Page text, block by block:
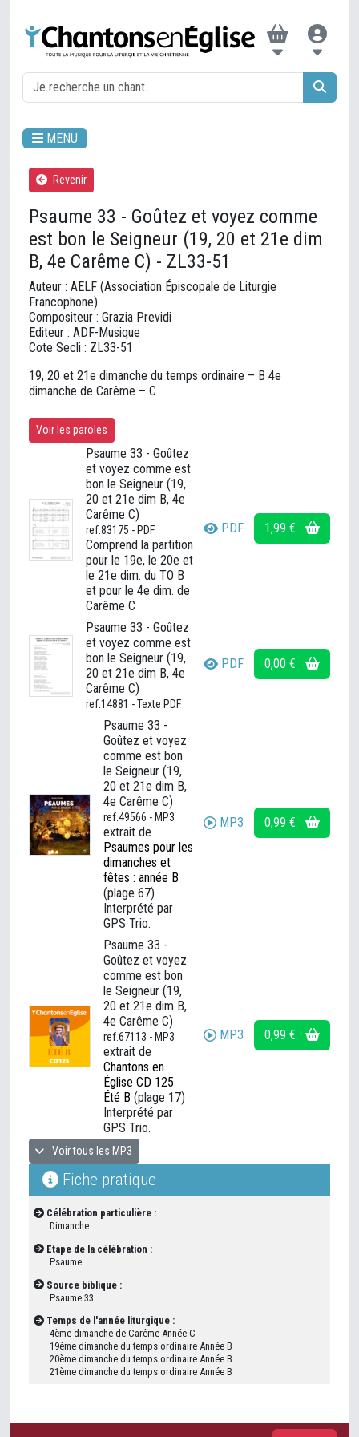
MENU
Revenir
Psaume 33 - Goûtez et voyez comme
est bon le Seigneur (19, 20 et 21e dim
B, 4e Carême C) - ZL33-51
Auteur : AELF (Association Épiscopale de Liturgie
Francophone)
Compositeur : Grazia Previdi
Editeur : ADF-Musique
Cote Secli : ZL33-51
19, 20 et 21e dimanche du temps ordinaire – B 4e
dimanche de Carême – C
Voir les paroles
Psaume 33 - Goûtez
et voyez comme est
bon le Seigneur (19,
20 et 21e dim B, 4e
Carême C)
ref.83175 - PDF
Comprend la partition
pour le 19e, le 20e et
le 21e dim. du TO B
et pour le 4e dim. de
Carême C
PDF 1,99 €
Psaume 33 - Goûtez
et voyez comme est
bon le Seigneur (19,
20 et 21e dim B, 4e
Carême C)
ref.14881 - Texte PDF
PDF 0,00 €
Psaume 33 -
Goûtez et voyez
comme est bon
le Seigneur (19,
20 et 21e dim B,
4e Carême C)
ref.49566 - MP3
extrait de
Psaumes pour les
dimanches et
fêtes : année B
(plage 67)
Interprété par
GPS Trio.
MP3 0,99 €
Psaume 33 -
Goûtez et voyez
comme est bon
le Seigneur (19,
20 et 21e dim B,
4e Carême C)
ref.67113 - MP3
extrait de
Chantons en
Église CD 125
Été B (plage 17)
Interprété par
GPS Trio.
MP3 0,99 €
Voir tous les MP3
Fiche pratique
Célébration particulière :
Dimanche
Etape de la célébration :
Psaume
Source biblique :
Psaume 33
Temps de l'année liturgique :
4ème dimanche de Carême Année C
19ème dimanche du temps ordinaire Année B
20ème dimanche du temps ordinaire Année B
21ème dimanche du temps ordinaire Année B